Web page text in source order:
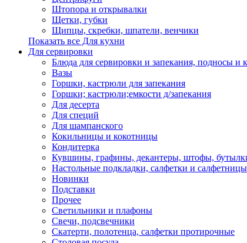
Штопора и открывалки
Щетки, губки
Щипцы, скребки, шпатели, венчики
Показать все Для кухни
Для сервировки
Блюда для сервировки и запекания, подносы и
Вазы
Горшки, кастрюли для запекания
Горшки; кастрюли;емкости д/запекания
Для десерта
Для специй
Для шампанского
Кокильницы и кокотницы
Кондитерка
Кувшины, графины, декантеры, штофы,
Настольные подкладки, салфетки и салфетницы
Новинки
Подставки
Прочее
Светильники и плафоны
Свечи, подсвечники
Скатерти, полотенца, салфетки протирочные